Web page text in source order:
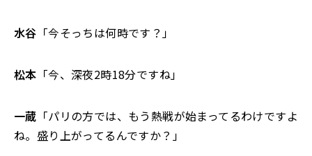
水谷 「今そっちは何時です？」
松本 「今、深夜2時18分ですね」
一蔵 「パリの方では、もう熱戦が始まってるわけですよ
ね。盛り上がってるんですか？」